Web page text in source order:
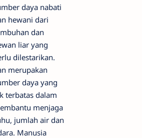
daya nabati
hewani dari
dan
liar yang
dilestarikan.
merupakan
daya yang
terbatas dalam
menjaga
jumlah air dan
Manusia